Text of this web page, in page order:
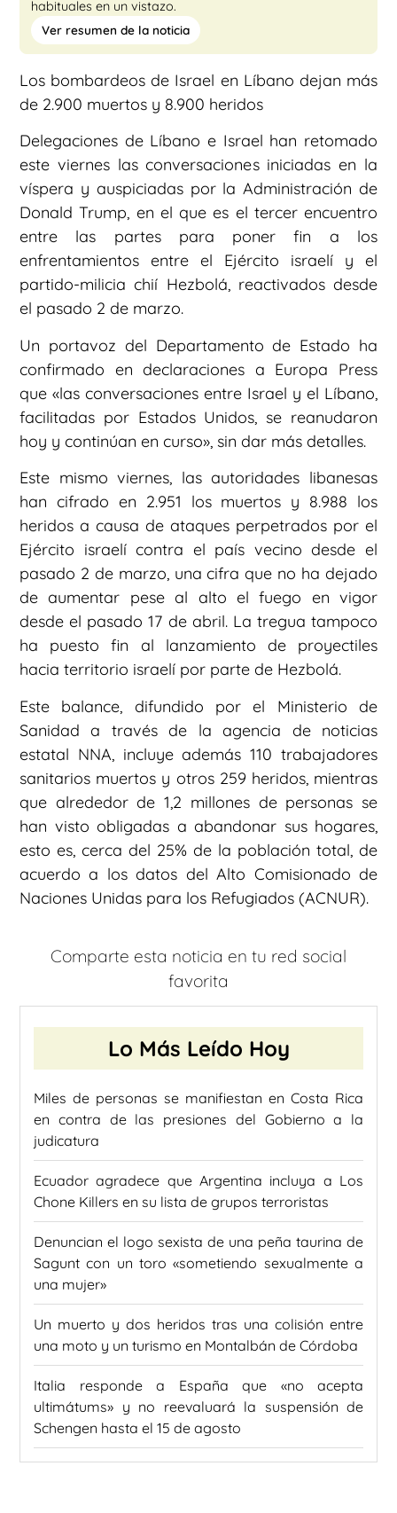
habituales en un vistazo.
Ver resumen de la noticia
Los bombardeos de Israel en Líbano dejan más
de 2.900 muertos y 8.900 heridos
Delegaciones de Líbano e Israel han retomado
este viernes las conversaciones iniciadas en la
víspera y auspiciadas por la Administración de
Donald Trump, en el que es el tercer encuentro
entre las partes para poner fin a los
enfrentamientos entre el Ejército israelí y el
partido-milicia chií Hezbolá, reactivados desde
el pasado 2 de marzo.
Un portavoz del Departamento de Estado ha
confirmado en declaraciones a Europa Press
que «las conversaciones entre Israel y el Líbano,
facilitadas por Estados Unidos, se reanudaron
hoy y continúan en curso», sin dar más detalles.
Este mismo viernes, las autoridades libanesas
han cifrado en 2.951 los muertos y 8.988 los
heridos a causa de ataques perpetrados por el
Ejército israelí contra el país vecino desde el
pasado 2 de marzo, una cifra que no ha dejado
de aumentar pese al alto el fuego en vigor
desde el pasado 17 de abril. La tregua tampoco
ha puesto fin al lanzamiento de proyectiles
hacia territorio israelí por parte de Hezbolá.
Este balance, difundido por el Ministerio de
Sanidad a través de la agencia de noticias
estatal NNA, incluye además 110 trabajadores
sanitarios muertos y otros 259 heridos, mientras
que alrededor de 1,2 millones de personas se
han visto obligadas a abandonar sus hogares,
esto es, cerca del 25% de la población total, de
acuerdo a los datos del Alto Comisionado de
Naciones Unidas para los Refugiados (ACNUR).
Comparte esta noticia en tu red social
favorita
Lo Más Leído Hoy
Miles de personas se manifiestan en Costa Rica
en contra de las presiones del Gobierno a la
judicatura
Ecuador agradece que Argentina incluya a Los
Chone Killers en su lista de grupos terroristas
Denuncian el logo sexista de una peña taurina de
Sagunt con un toro «sometiendo sexualmente a
una mujer»
Un muerto y dos heridos tras una colisión entre
una moto y un turismo en Montalbán de Córdoba
Italia responde a España que «no acepta
ultimátums» y no reevaluará la suspensión de
Schengen hasta el 15 de agosto